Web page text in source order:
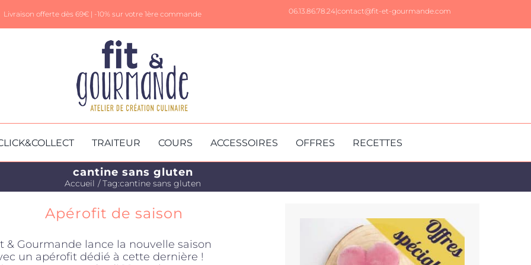
Livraison offerte dès 69€ | -10% sur votre 1ère commande 06.13.86.78.24|contact@fit-et-gourmande.com
TRAITEUR COURS ACCESSOIRES OFFRES RECETTES
cantine sans gluten
Accueil Tag:cantine sans gluten
Apérofit de saison
& Gourmande lance la nouvelle saison
un apérofit dédié à cette dernière !